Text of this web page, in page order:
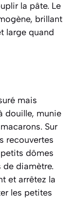
la pâte. Le
brillant
large quand
mais
douille, munie
Sur
recouvertes
dômes
de diamètre.
et arrêtez la
les petites